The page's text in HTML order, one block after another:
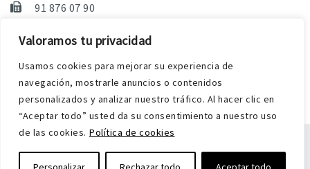
Valoramos tu privacidad
Usamos cookies para mejorar su experiencia de
navegación, mostrarle anuncios o contenidos
personalizados y analizar nuestro tráfico. Al hacer clic en
“Aceptar todo” usted da su consentimiento a nuestro uso
de las cookies. Política de cookies
91 876 07 90
Dpto. Comercial, Dpto. Técnico y Administración
C/ Vereda de las Yeguas, s/n – Pol. Industrial. El
Guijar – 28500 Arganda del Rey (Madrid)
Aviso Legal
Política de privacidad y cookies